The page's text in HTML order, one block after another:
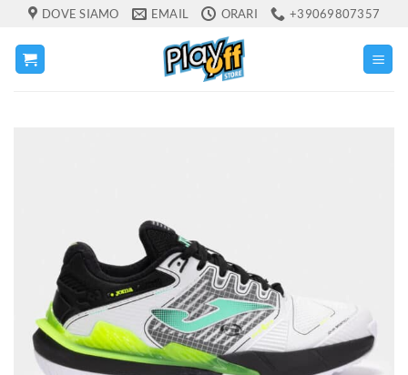
Salta
contenuti
DOVE SIAMO EMAIL ORARI +39069807357